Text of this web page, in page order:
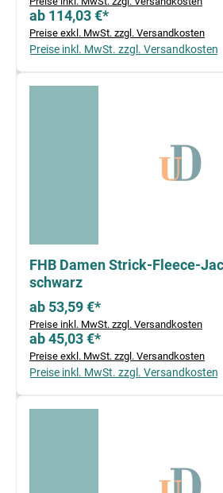
ab 114,03 €*
Preise exkl. MwSt. zzgl. Versandkosten
Preise inkl. MwSt. zzgl. Versandkosten
FHB Damen Strick-Fleece-
schwarz
ab 53,59 €*
Preise inkl. MwSt. zzgl. Versandkosten
ab 45,03 €*
Preise exkl. MwSt. zzgl. Versandkosten
Preise inkl. MwSt. zzgl. Versandkosten